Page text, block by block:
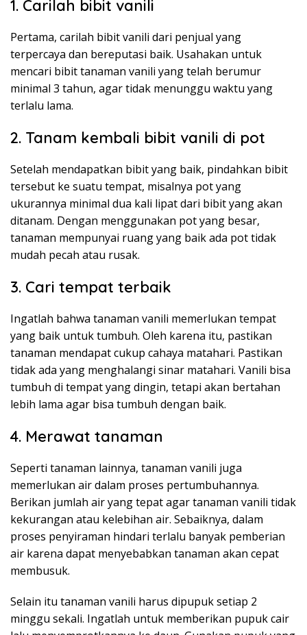
1. Carilah bibit vanili
Pertama, carilah bibit vanili dari penjual yang
terpercaya dan bereputasi baik. Usahakan untuk
mencari bibit tanaman vanili yang telah berumur
minimal 3 tahun, agar tidak menunggu waktu yang
terlalu lama.
2. Tanam kembali bibit vanili di pot
Setelah mendapatkan bibit yang baik, pindahkan bibit
tersebut ke suatu tempat, misalnya pot yang
ukurannya minimal dua kali lipat dari bibit yang akan
ditanam. Dengan menggunakan pot yang besar,
tanaman mempunyai ruang yang baik ada pot tidak
mudah pecah atau rusak.
3. Cari tempat terbaik
Ingatlah bahwa tanaman vanili memerlukan tempat
yang baik untuk tumbuh. Oleh karena itu, pastikan
tanaman mendapat cukup cahaya matahari. Pastikan
tidak ada yang menghalangi sinar matahari. Vanili bisa
tumbuh di tempat yang dingin, tetapi akan bertahan
lebih lama agar bisa tumbuh dengan baik.
4. Merawat tanaman
Seperti tanaman lainnya, tanaman vanili juga
memerlukan air dalam proses pertumbuhannya.
Berikan jumlah air yang tepat agar tanaman vanili tidak
kekurangan atau kelebihan air. Sebaiknya, dalam
proses penyiraman hindari terlalu banyak pemberian
air karena dapat menyebabkan tanaman akan cepat
membusuk.
Selain itu tanaman vanili harus dipupuk setiap 2
minggu sekali. Ingatlah untuk memberikan pupuk cair